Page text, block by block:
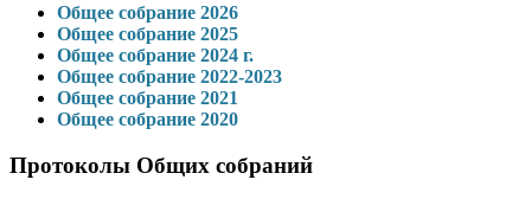
Общее собрание 2026
Общее собрание 2025
Общее собрание 2024 г.
Общее собрание 2022-2023
Общее собрание 2021
Общее собрание 2020
Протоколы Общих собраний